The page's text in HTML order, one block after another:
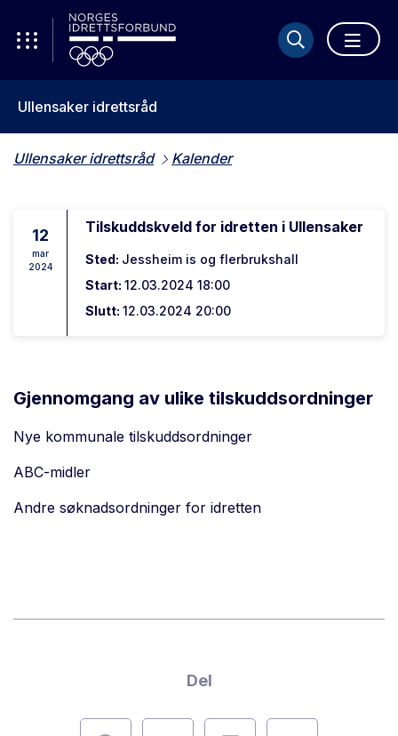
Ullensaker idrettsråd
Ullensaker idrettsråd Kalender
12
mar
2024
Tilskuddskveld for idretten i Ullensaker
Sted: Jessheim is og flerbrukshall
Start: 12.03.2024 18:00
Slutt: 12.03.2024 20:00
Gjennomgang av ulike tilskuddsordninger
Nye kommunale tilskuddsordninger
ABC-midler
Andre søknadsordninger for idretten
Del